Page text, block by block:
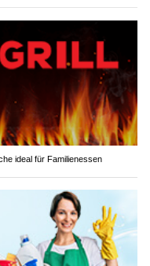
ideal für Familienessen